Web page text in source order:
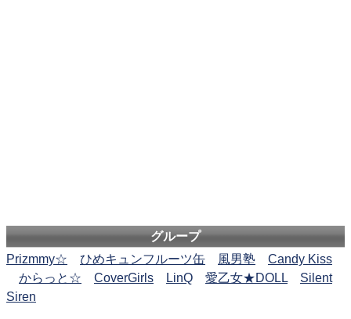
グループ
Prizmmy☆
ひめキュンフルーツ缶 風男塾
Candy Kiss
からっと☆
CoverGirls LinQ 愛乙女★DOLL
Silent
Siren